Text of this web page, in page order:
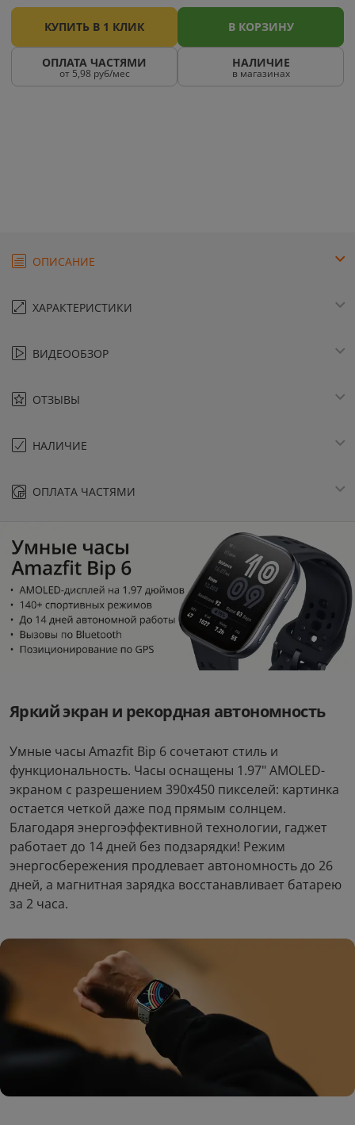
КУПИТЬ В 1 КЛИК В КОРЗИНУ
ОПЛАТА ЧАСТЯМИ
от 5,98 руб/мес
НАЛИЧИЕ
в магазинах
ОПИСАНИЕ
ХАРАКТЕРИСТИКИ
ВИДЕООБЗОР
ОТЗЫВЫ
НАЛИЧИЕ
ОПЛАТА ЧАСТЯМИ
Яркий экран и рекордная автономность
Умные часы Amazfit Bip 6 сочетают стиль и
функциональность. Часы оснащены 1.97" AMOLED-
экраном с разрешением 390x450 пикселей: картинка
остается четкой даже под прямым солнцем.
Благодаря энергоэффективной технологии, гаджет
работает до 14 дней без подзарядки! Режим
энергосбережения продлевает автономность до 26
дней, а магнитная зарядка восстанавливает батарею
за 2 часа.